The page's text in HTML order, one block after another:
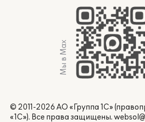
Мы в Max
© 2011-2026 АО «Группа 1С»
«1С»). Все права защищены.